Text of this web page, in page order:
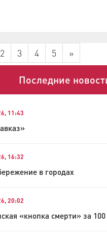
2 3 4 5 »
Последние
11:43
16:32
в городах
20:02
«кнопка смерти» за 100